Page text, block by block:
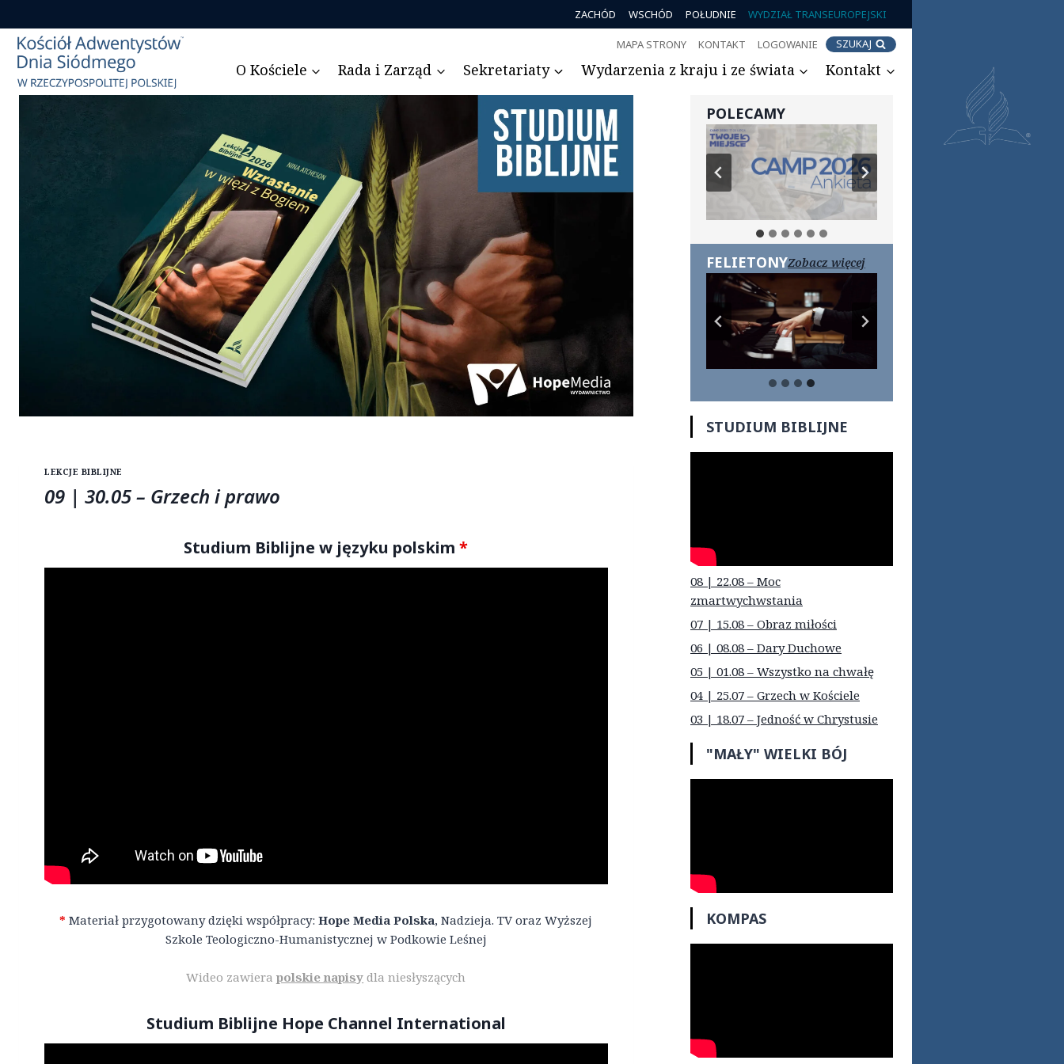
do
treści
ZACHÓD WSCHÓD POŁUDNIE WYDZIAŁ TRANSEUROPEJSKI
MAPA STRONY KONTAKT LOGOWANIE SZUKAJ
O Kościele Rada i Zarząd Sekretariaty Wydarzenia z kraju i ze świata Kontakt
LEKCJE BIBLIJNE
09 | 30.05 – Grzech i prawo
Studium Biblijne w języku polskim*
* Materiał przygotowany dzięki współpracy:Hope Media Polska, Nadzieja. TV oraz Wyższej
Szkole Teologiczno-Humanistycznej w Podkowie Leśnej
Wideo zawierapolskie napisy dla niesłyszących
Studium Biblijne Hope Channel International
POLECAMY
FELIETONYZobacz więcej
STUDIUM BIBLIJNE
08 | 22.08 – Moc
zmartwychwstania
07 | 15.08 – Obraz miłości
06 | 08.08 – Dary Duchowe
05 | 01.08 – Wszystko na chwałę
04 | 25.07 – Grzech w Kościele
03 | 18.07 – Jedność w Chrystusie
"MAŁY" WIELKI BÓJ
KOMPAS